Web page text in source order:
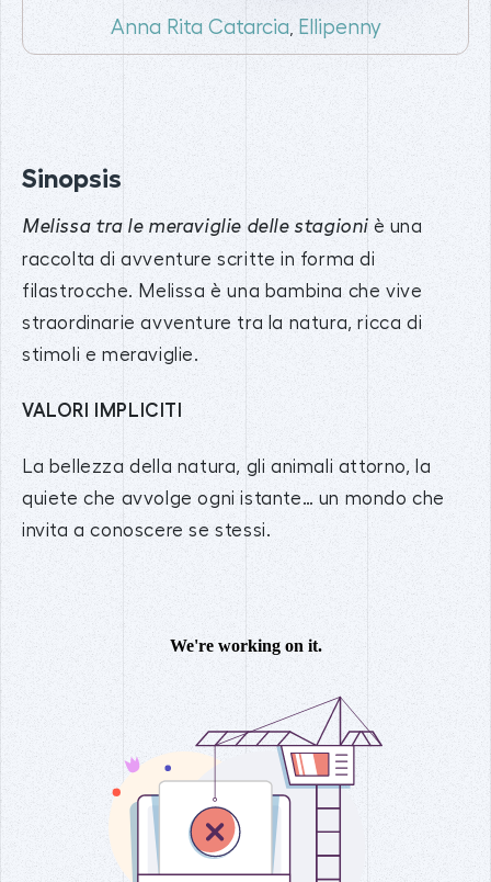
Anna Rita Catarcia, Ellipenny
Sinopsis
Melissa tra le meraviglie delle stagioni è una
raccolta di avventure scritte in forma di
filastrocche. Melissa è una bambina che vive
straordinarie avventure tra la natura, ricca di
stimoli e meraviglie.
VALORI IMPLICITI
La bellezza della natura, gli animali attorno, la
quiete che avvolge ogni istante… un mondo che
invita a conoscere se stessi.